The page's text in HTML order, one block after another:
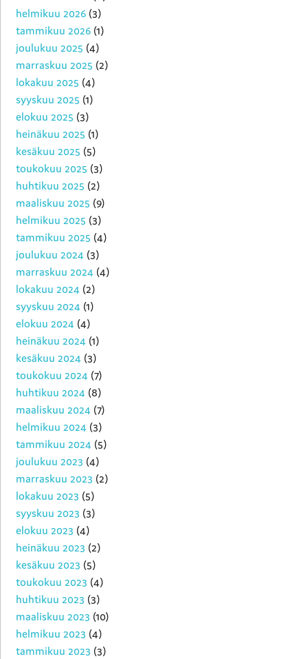
helmikuu 2026 (3)
tammikuu 2026 (1)
joulukuu 2025 (4)
marraskuu 2025 (2)
lokakuu 2025 (4)
syyskuu 2025 (1)
elokuu 2025 (3)
heinäkuu 2025 (1)
kesäkuu 2025 (5)
toukokuu 2025 (3)
huhtikuu 2025 (2)
maaliskuu 2025 (9)
helmikuu 2025 (3)
tammikuu 2025 (4)
joulukuu 2024 (3)
marraskuu 2024 (4)
lokakuu 2024 (2)
syyskuu 2024 (1)
elokuu 2024 (4)
heinäkuu 2024 (1)
kesäkuu 2024 (3)
toukokuu 2024 (7)
huhtikuu 2024 (8)
maaliskuu 2024 (7)
helmikuu 2024 (3)
tammikuu 2024 (5)
joulukuu 2023 (4)
marraskuu 2023 (2)
lokakuu 2023 (5)
syyskuu 2023 (3)
elokuu 2023 (4)
heinäkuu 2023 (2)
kesäkuu 2023 (5)
toukokuu 2023 (4)
huhtikuu 2023 (3)
maaliskuu 2023 (10)
helmikuu 2023 (4)
tammikuu 2023 (3)